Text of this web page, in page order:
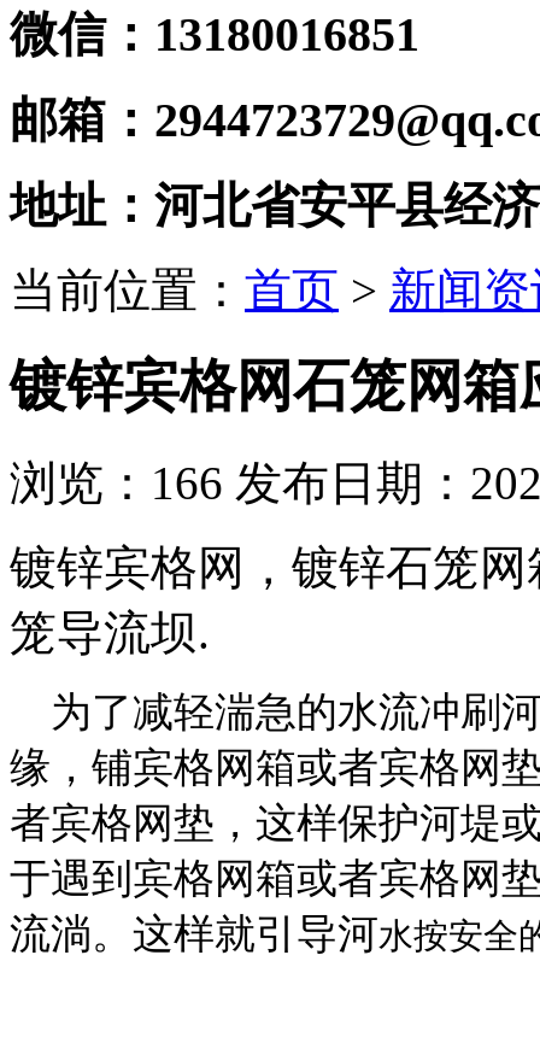
微信：13180016851
邮箱：
地址：河北省安平县经
当前位置： 首页 > 新闻
镀锌宾格网石笼网
浏览： 166 发布日期：
镀锌宾格网，镀锌石笼
笼导流坝.
为了减轻湍急的水流冲刷
缘，铺宾格网箱或者宾格网
者宾格网垫，这样保护河堤
于遇到宾格网箱或者宾格网
流淌。这样就引导河水按安全